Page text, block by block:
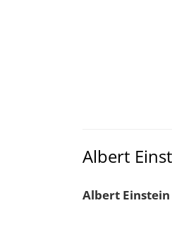
Albert
Albert